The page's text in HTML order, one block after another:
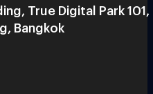
True Digital Park 101,
Bangkok